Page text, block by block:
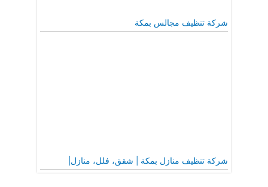
شركة تنظيف مجالس بمكة
شركة تنظيف منازل بمكة | شقق، فلل، منازل|